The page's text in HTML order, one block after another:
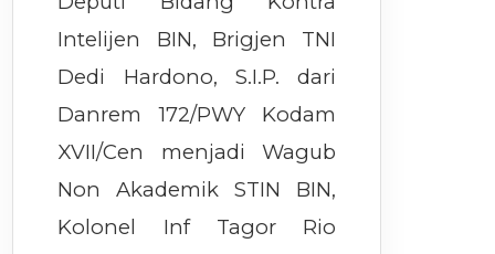
Intelijen BIN, Brigjen TNI
Dedi Hardono, S.I.P. dari
Danrem 172/PWY Kodam
XVII/Cen menjadi Wagub
Non Akademik STIN BIN,
Kolonel Inf Tagor Rio